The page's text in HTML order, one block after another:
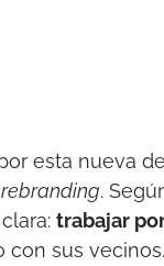
esta nueva
rebranding.
trabajar
con sus